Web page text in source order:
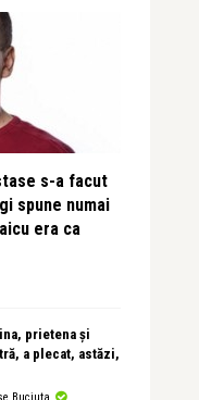
s-a facut
spune numai
era ca
prietena și
a plecat, astăzi,